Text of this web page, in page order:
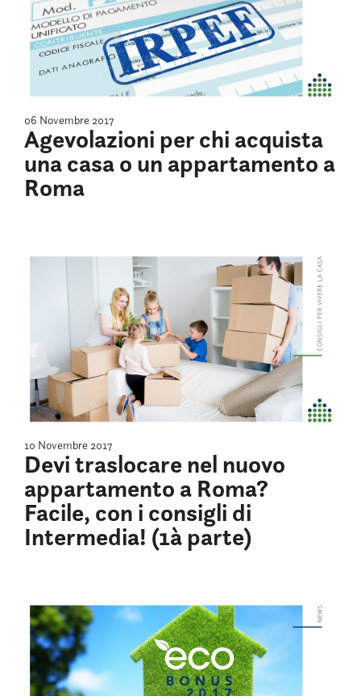
06 Novembre 2017
Agevolazioni per chi acquista
una casa o un appartamento a
Roma
10 Novembre 2017
Devi traslocare nel nuovo
appartamento a Roma?
Facile, con i consigli di
Intermedia! (1à parte)